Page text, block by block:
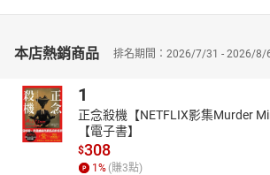
04 水精靈的魅惑-2
06 絞刑臺-2
07 鬼靈精怪史加波-1
08 鬼靈精怪史加波-2
09 思慕-1
本店熱銷商品 排名期間：2026/7/31 - 2026/8/
1
正念殺機【NETFLIX影集Murder
【電子書】
$308
1 % (賺3點)